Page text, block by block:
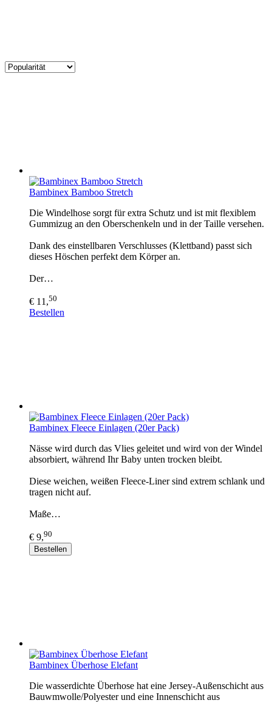
Bambinex Bamboo Stretch
Die Windelhose sorgt für extra Schutz und ist mit flexiblem
Gummizug an den Oberschenkeln und in der Taille versehen.
Dank des einstellbaren Verschlusses (Klettband) passt sich
dieses Höschen perfekt dem Körper an.
Der…
€ 11,50
Bestellen
Bambinex Fleece Einlagen (20er Pack)
Nässe wird durch das Vlies geleitet und wird von der Windel
absorbiert, während Ihr Baby unten trocken bleibt.
Diese weichen, weißen Fleece-Liner sind extrem schlank und
tragen nicht auf.
Maße…
€ 9,90
Bestellen
Bambinex Überhose Elefant
Die wasserdichte Überhose hat eine Jersey-Außenschicht aus
Bauwmwolle/Polyester und eine Innenschicht aus